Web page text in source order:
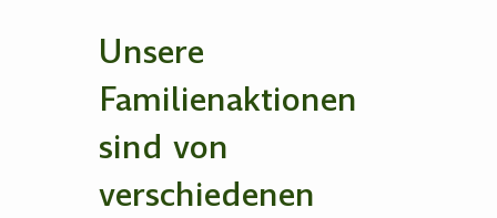
Unsere
Familienaktionen
sind von
verschiedenen